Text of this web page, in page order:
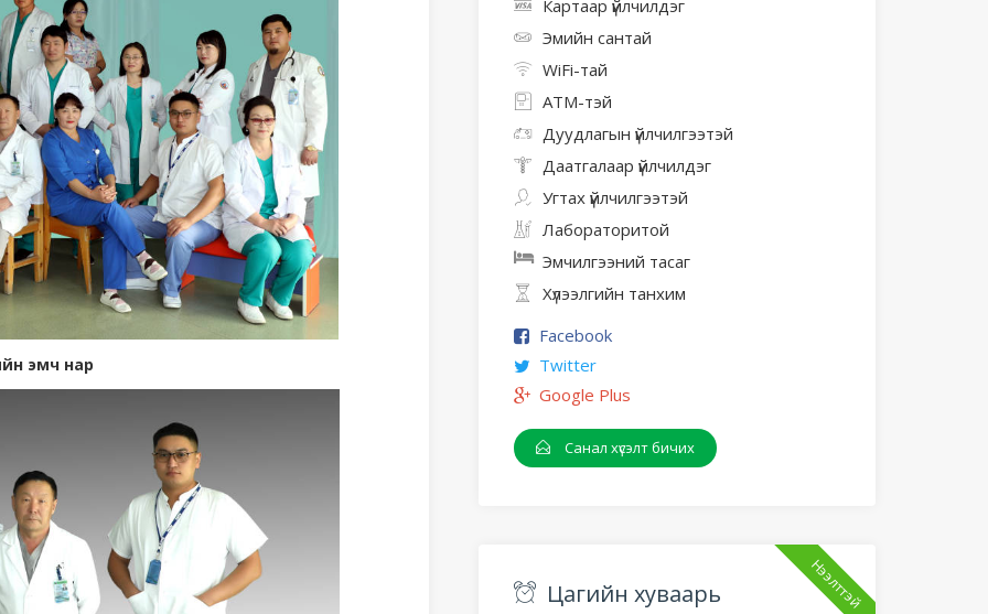
эмч нар
Картаар үйлчилдэг
Эмийн сантай
WiFi-тай
АТМ-тэй
Дуудлагын үйлчилгээтэй
Даатгалаар үйлчилдэг
Угтах үйлчилгээтэй
Лабораторитой
Эмчилгээний тасаг
Хүлээлгийн танхим
Facebook
Twitter
Google Plus
Санал хүсэлт бичих
Нээлттэй
Цагийн хуваарь